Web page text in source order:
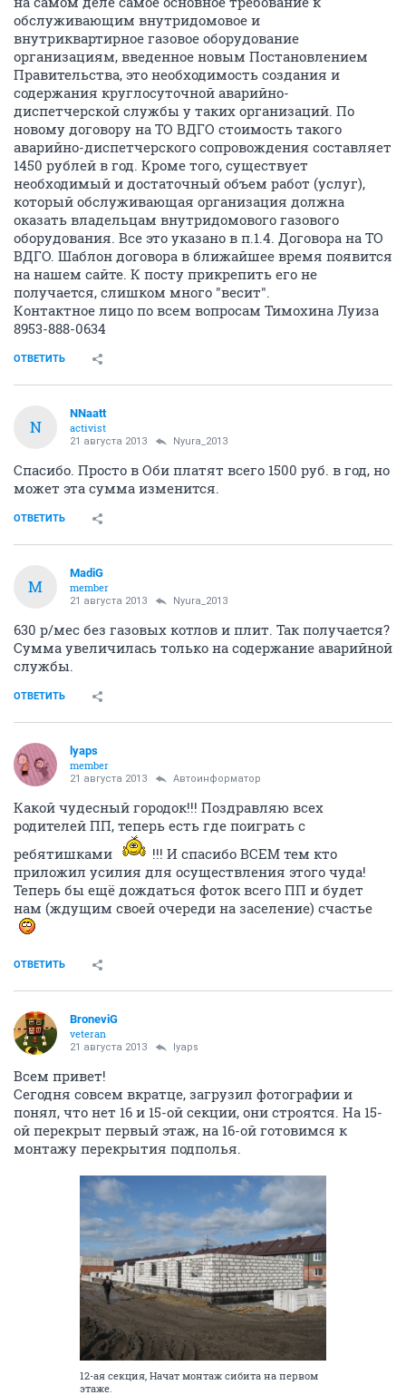
обслуживающим внутридомовое и
внутриквартирное газовое оборудование
организациям, введенное новым Постановлением
Правительства, это необходимость создания и
содержания круглосуточной аварийно-
диспетчерской службы у таких организаций. По
новому договору на ТО ВДГО стоимость такого
аварийно-диспетчерского сопровождения составляет
1450 рублей в год. Кроме того, существует
необходимый и достаточный объем работ (услуг),
который обслуживающая организация должна
оказать владельцам внутридомового газового
оборудования. Все это указано в п.1.4. Договора на ТО
ВДГО. Шаблон договора в ближайшее время появится
на нашем сайте. К посту прикрепить его не
получается, слишком много "весит".
Контактное лицо по всем вопросам Тимохина Луиза
8953-888-0634
ОТВЕТИТЬ
N
NNaatt
activist
21 августа 2013 Nyura_2013
Спасибо. Просто в Оби платят всего 1500 руб. в год, но
может эта сумма изменится.
ОТВЕТИТЬ
M
MadiG
member
21 августа 2013 Nyura_2013
630 р/мес без газовых котлов и плит. Так получается?
Сумма увеличилась только на содержание аварийной
службы.
ОТВЕТИТЬ
lyaps
member
21 августа 2013 Автоинформатор
Какой чудесный городок!!! Поздравляю всех
родителей ПП, теперь есть где поиграть с
ребятишками
!!! И спасибо ВСЕМ тем кто
приложил усилия для осуществления этого чуда!
Теперь бы ещё дождаться фоток всего ПП и будет
нам (ждущим своей очереди на заселение) счастье
ОТВЕТИТЬ
BroneviG
veteran
21 августа 2013 lyaps
Всем привет!
Сегодня совсем вкратце, загрузил фотографии и
понял, что нет 16 и 15-ой секции, они строятся. На 15-
ой перекрыт первый этаж, на 16-ой готовимся к
монтажу перекрытия подполья.
12-ая секция, Начат монтаж сибита на первом
этаже.